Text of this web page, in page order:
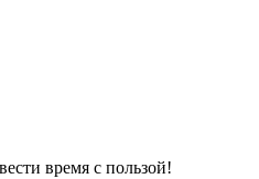
время с пользой!